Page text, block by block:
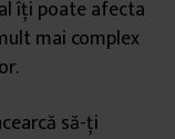
îți poate afecta
mai complex
să-ți